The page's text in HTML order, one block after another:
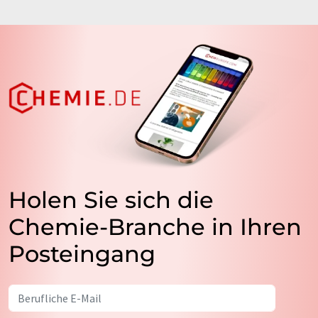
Holen Sie sich die
Chemie-Branche in Ihren
Posteingang